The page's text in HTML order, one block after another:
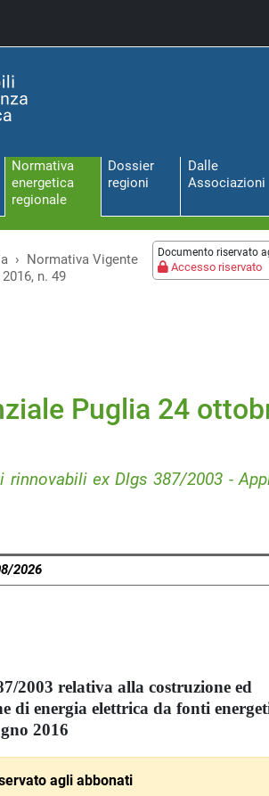
Normativa
energetica
regionale
Dossier
regioni
Dalle
Associazioni
Documento riservato
Accesso riservato
Normativa Vigente
n. 49
Puglia 24
ex Dlgs 387/2003 -
2026
2003 relativa alla costruzione ed
di energia elettrica da fonti
2016
agli abbonati